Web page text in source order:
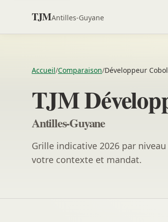
TJMAntilles-Guyane
Accueil/Comparaison/Développeur Cobol
TJM
Antilles-Guyane
Grille indicative 2026 par
votre contexte et mandat.